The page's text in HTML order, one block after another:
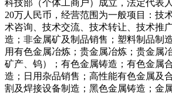
科技部（个体工商户）成立，法定代表
20万人民币，经营范围为一般项目：技
术咨询、技术交流、技术转让、技术推
造；非金属矿及制品销售；塑料制品制
用有色金属冶炼；贵金属冶炼；贵金属
矿产、钨）；有色金属铸造；有色金属
造；日用杂品销售；高性能有色金属及
割及焊接设备制造；黑色金属铸造；金